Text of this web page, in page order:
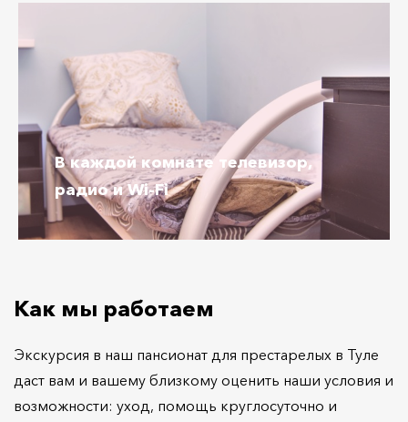
В каждой комнатетелевизор,
радио и Wi-Fi
Как мы работаем
Экскурсия в наш пансионат для престарелых в Туле
даст вам и вашему близкому оценить наши условия и
возможности: уход, помощь круглосуточно и